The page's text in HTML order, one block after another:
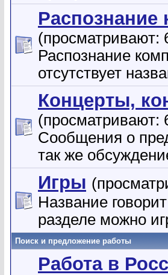
Распознание
(просматривают:
Распознание
отсутствует
Концерты,
(просматривают:
Сообщения о
так же
Игры
Название
разделе можно
Поиск и предложение работы
Работа в